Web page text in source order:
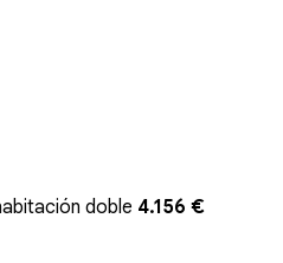
doble 4.156 €